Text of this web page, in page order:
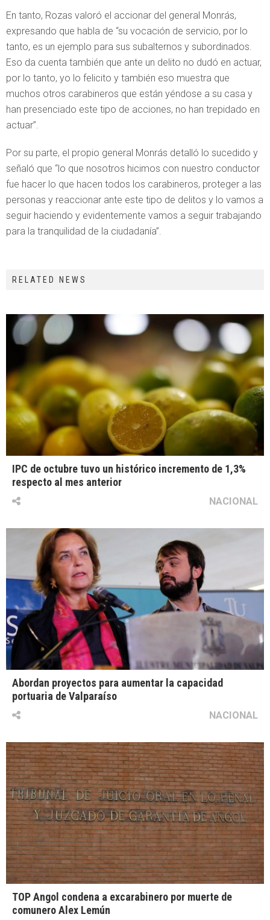
En tanto, Rozas valoró el accionar del general Monrás,
expresando que habla de “su vocación de servicio, por lo
tanto, es un ejemplo para sus subalternos y subordinados.
Eso da cuenta también que ante un delito no dudó en actuar,
por lo tanto, yo lo felicito y también eso muestra que
muchos otros carabineros que están yéndose a su casa y
han presenciado este tipo de acciones, no han trepidado en
actuar”.
Por su parte, el propio general Monrás detalló lo sucedido y
señaló que “lo que nosotros hicimos con nuestro conductor
fue hacer lo que hacen todos los carabineros, proteger a las
personas y reaccionar ante este tipo de delitos y lo vamos a
seguir haciendo y evidentemente vamos a seguir trabajando
para la tranquilidad de la ciudadanía”.
RELATED NEWS
IPC de octubre tuvo un histórico incremento de 1,3%
respecto al mes anterior
NACIONAL
Abordan proyectos para aumentar la capacidad
portuaria de Valparaíso
NACIONAL
TOP Angol condena a excarabinero por muerte de
comunero Alex Lemún